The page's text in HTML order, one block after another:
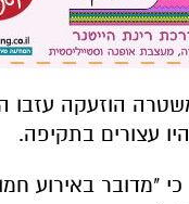
הוזעקה עזבו
עצורים בתקיפה.
"מדובר באירוע